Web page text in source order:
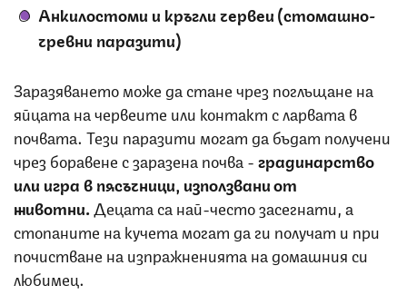
Анкилостоми и кръгли червеи (стомашно-
чревни паразити)
Заразяването може да стане чрез поглъщане на
яйцата на червеите или контакт с ларвата в
почвата. Тези паразити могат да бъдат получени
чрез боравене с заразена почва -градинарство
или игра в пясъчници, използвани от
животни. Децата са най-често засегнати, а
стопаните на кучета могат да ги получат и при
почистване на изпражненията на домашния си
любимец.